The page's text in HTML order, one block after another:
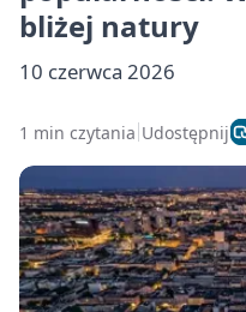
bliżej natury
10 czerwca 2026
1 min czytania Udostępnij